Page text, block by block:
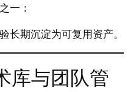
一：
长期沉淀为可复用资产。
库与团队管